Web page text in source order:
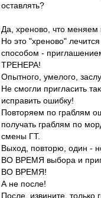
оставлять?
Да, хреново, что меняем
Но это "хреново"
способом -
ТРЕНЕРА!
Опытного, умелого,
Не смогли пригласить
исправить ошибку!
Повторяем по граблям
получать граблям по
смены ГТ.
Выход, повторю, один -
ВО ВРЕМЯ выбора и
ВО ВРЕМЯ!
А не после!
После, извините, только